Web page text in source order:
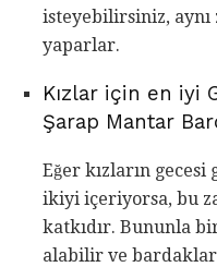
isteyebilirsiniz,
yaparlar.
Kızlar için en iyi
Şarap Mantar
Eğer kızların
ikiyi içeriyorsa, bu
katkıdır. Bununla
alabilir ve